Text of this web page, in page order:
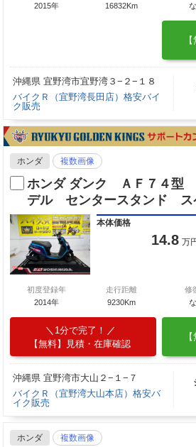
2015年
16832Km
沖縄県 宜野湾市宜野湾３−２−１８
バイクＲ（宜野湾長田店）格安バイ
ク販売
ホンダ 複数画像
ホンダ ダンク ＡＦ７４型
デル センタースタンド ス
本体価格
14.8 万
初度登録年
2014年
走行距離
9230Km
修
1分で完了！
【無料】見積・在庫確認
沖縄県 宜野湾市大山２−１−７
バイクＲ（宜野湾大山本店）格安バ
イク販売
ホンダ 複数画像